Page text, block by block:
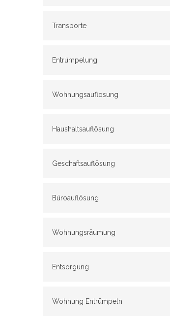
Transporte
Entrümpelung
Wohnungsauflösung
Haushaltsauflösung
Geschäftsauflösung
Büroauflösung
Wohnungsräumung
Entsorgung
Wohnung Entrümpeln